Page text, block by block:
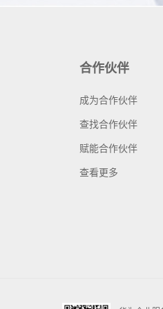
合作伙伴
成为合作伙伴
查找合作伙伴
赋能合作伙伴
查看更多